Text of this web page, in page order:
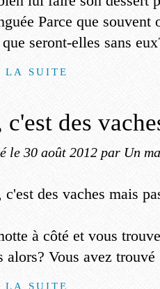
Parce que souvent
seront-elles sans
LA SUITE
c'est des
le 30 août 2012 par Un
à côté et vous
alors? Vous avez trouvé
LA SUITE